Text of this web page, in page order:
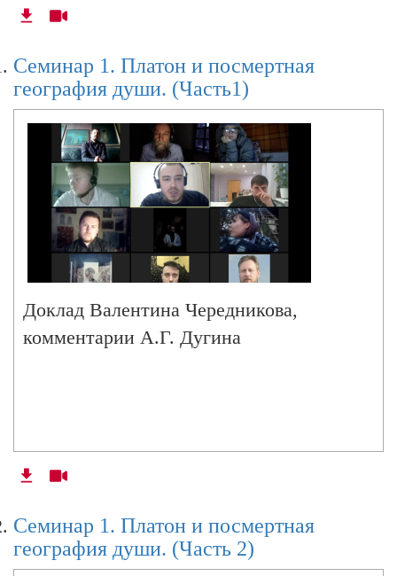
Семинар 1. Платон и посмертная
география души. (Часть1)
Доклад Валентина Чередникова,
комментарии А.Г. Дугина
Семинар 1. Платон и посмертная
география души. (Часть 2)